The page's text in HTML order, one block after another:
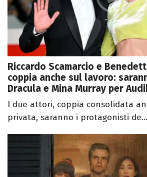
Riccardo Scamarcio e
coppia anche sul lavoro:
Dracula e Mina Murray per
I due attori, coppia consolidata
privata, saranno i protagonisti de...